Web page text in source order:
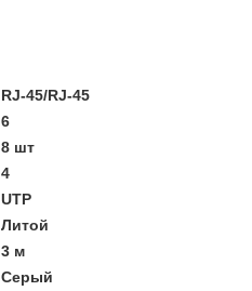
RJ-45/RJ-45
6
8 шт
4
UTP
Литой
3 м
Серый